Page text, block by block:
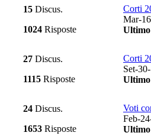
15 Discus.
1024 Risposte
Corti
Mar-
Ultimo
27 Discus.
1115 Risposte
Corti
Set-
Ultimo
24 Discus.
1653 Risposte
Voti
Feb-
Ultimo